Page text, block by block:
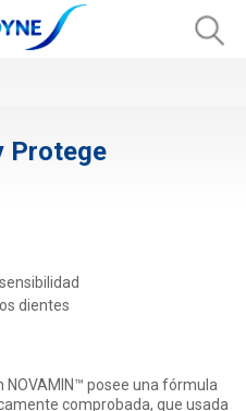
Protege
dientes
posee una fórmula
comprobada, que usada